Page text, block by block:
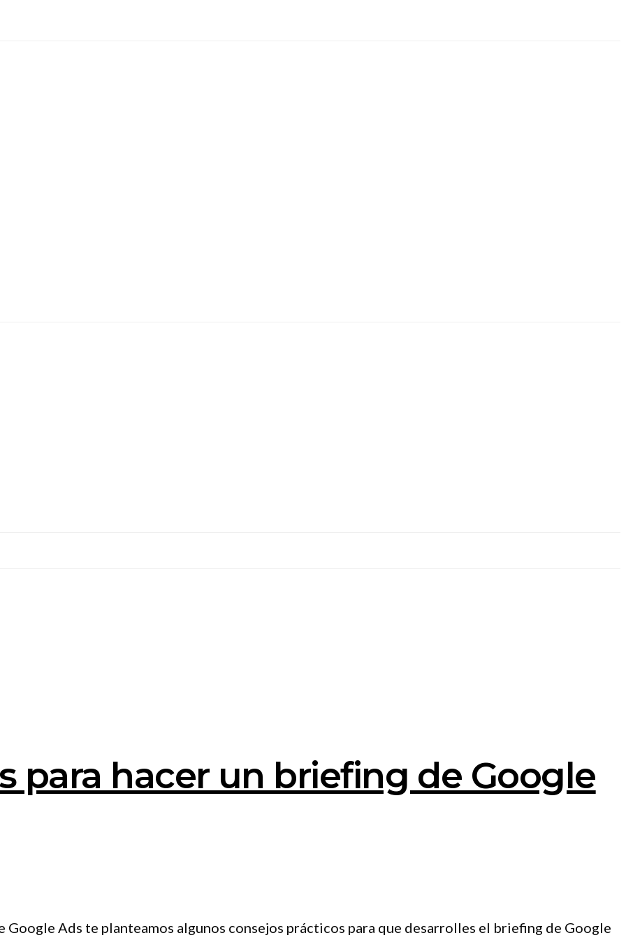
para hacer un briefing de Google
Google Ads te planteamos algunos consejos prácticos para que desarrolles el briefing de Google